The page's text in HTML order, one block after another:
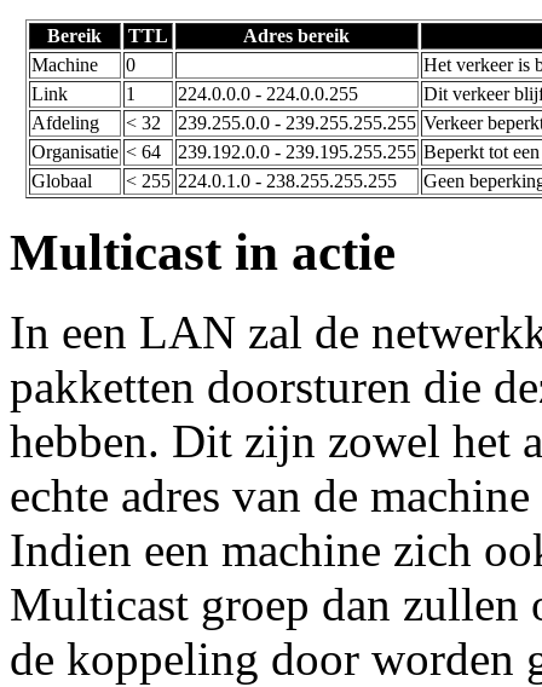
Bereik TTL
Adres bereik
Machine
0
Het verkeer is
Link
1 224.0.0.0 - 224.0.0.255
Dit verkeer
Afdeling
< 32 239.255.0.0 - 239.255.255.255 Verkeer
Organisatie < 64 239.192.0.0 - 239.195.255.255 Beperkt tot
Globaal
< 255 224.0.1.0 - 238.255.255.255 Geen
Multicast in actie
In een LAN zal de
pakketten doorsturen die
hebben. Dit zijn zowel het
echte adres van de
Indien een machine zich
Multicast groep dan zullen
de koppeling door worden